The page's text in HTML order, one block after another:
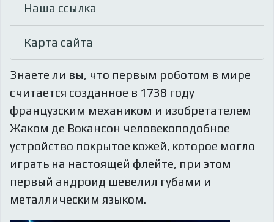
Наша ссылка
Карта сайта
Знаете ли вы, что первым роботом в мире
считается созданное в 1738 году
французским механиком и изобретателем
Жаком де Вокансон человекоподобное
устройство покрытое кожей, которое могло
играть на настоящей флейте, при этом
первый андроид шевелил губами и
металлическим языком.